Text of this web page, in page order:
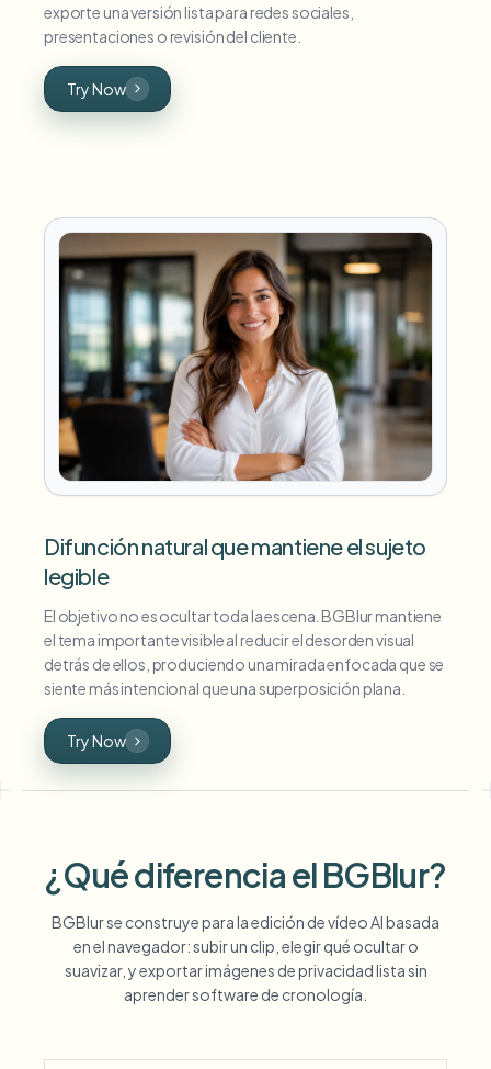
exporte una versión lista para redes sociales,
presentaciones o revisión del cliente.
Try Now
Difunción natural que mantiene el sujeto
legible
El objetivo no es ocultar toda la escena. BGBlur mantiene
el tema importante visible al reducir el desorden visual
detrás de ellos, produciendo una mirada enfocada que se
siente más intencional que una superposición plana.
Try Now
¿Qué diferencia el BGBlur?
BGBlur se construye para la edición de vídeo AI basada
en el navegador: subir un clip, elegir qué ocultar o
suavizar, y exportar imágenes de privacidad lista sin
aprender software de cronología.